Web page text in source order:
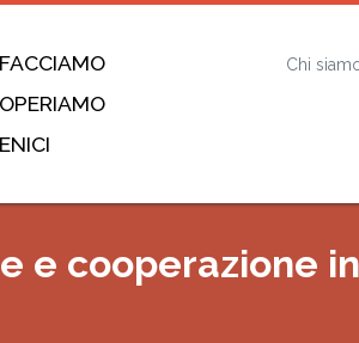
Chi
e cooperazione